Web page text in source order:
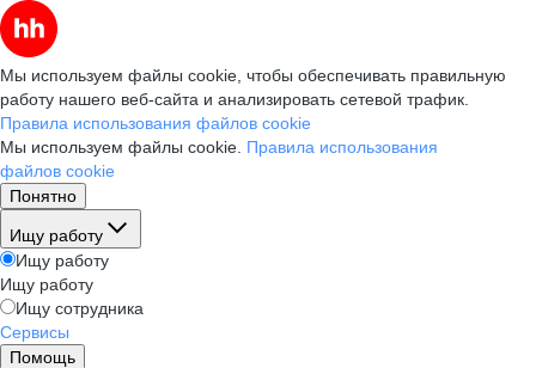
Мы используем файлы cookie, чтобы обеспечивать правильную
работу нашего веб-сайта и анализировать сетевой трафик.
Правила использования файлов cookie
Мы используем файлы cookie. Правила использования
файлов cookie
Понятно
Ищу работу
Ищу работу
Ищу работу
Ищу сотрудника
Сервисы
Помощь